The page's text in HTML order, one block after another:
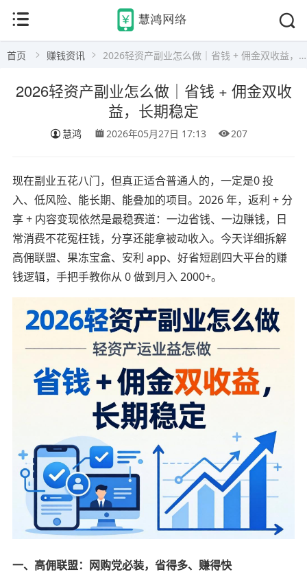
首页 赚钱资讯 2026轻资产副业怎么做｜省钱 + 佣金双收益，长期稳定
2026轻资产副业怎么做｜省钱 + 佣金双收
益，长期稳定
慧鸿 2026年05月27日 17:13 207
现在副业五花八门，但真正适合普通人的，一定是0 投
入、低风险、能长期、能叠加的项目。2026 年，返利 + 分
享 + 内容变现依然是最稳赛道：一边省钱、一边赚钱，日
常消费不花冤枉钱，分享还能拿被动收入。今天详细拆解
高佣联盟、果冻宝盒、安利 app、好省短剧四大平台的赚
钱逻辑，手把手教你从 0 做到月入 2000+。
一、高佣联盟：网购党必装，省得多、赚得快